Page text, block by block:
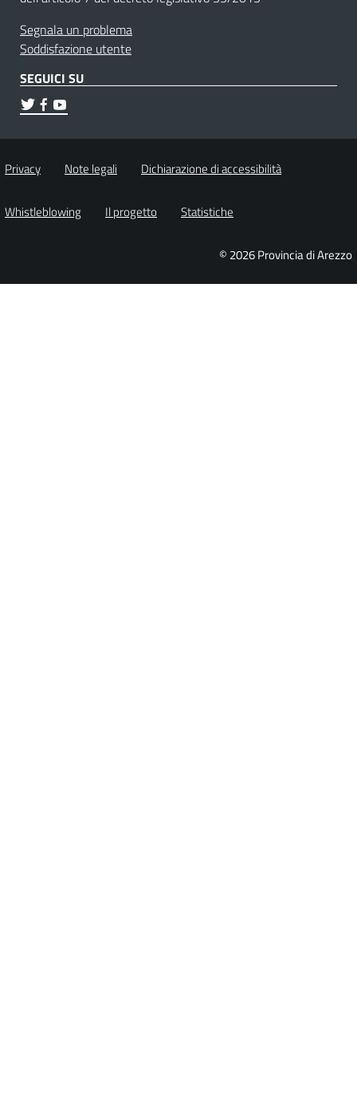
Segnala un problema
Soddisfazione utente
SEGUICI SU
Privacy Note legali Dichiarazione di accessibilità
Whistleblowing Il progetto Statistiche
© 2026 Provincia di Arezzo